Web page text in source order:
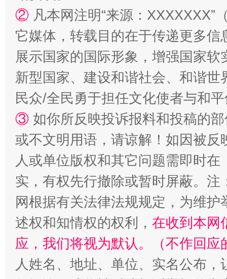
国家大学科技园优化重塑工作
扯下公款旅游的“隐身衣” 如何以
② 凡本网注明“来源：
它媒体，转载目的在于传递更多
展示国家的国际形象，增强国家
新型国家、建设和谐社会、和谐
民众/全民勇于担任文化使者与和
③ 如你所反映投诉报料和投稿的
或不文明用语，请谅解！如因被
人或单位版权和其它问题需即时在
实，有权先行撤除或暂时屏蔽。
网根据有关法律法规规定，为维
述权和知情权的权利， 在收到本网
应，我们将视为默认。（不作回应
人姓名、地址、单位、实名公布